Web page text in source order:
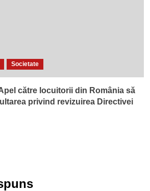
Societate
către locuitorii din România să
privind revizuirea Directivei